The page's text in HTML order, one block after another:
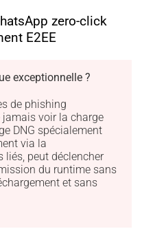
zero-click
E2EE
exceptionnelle ?
de phishing
voir la charge
DNG spécialement
via la
liés, peut déclencher
du runtime sans
et sans